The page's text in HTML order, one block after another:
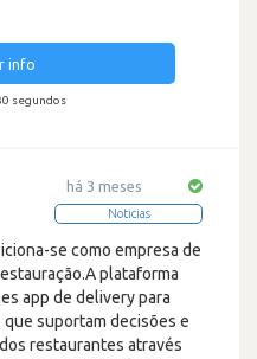
info
segundos
há 3 meses
Noticias
se como empresa de
plataforma
app de delivery para
suportam decisões e
restaurantes através